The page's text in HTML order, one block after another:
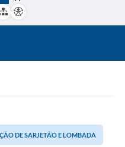
DE SARJETÃO E LOMBADA